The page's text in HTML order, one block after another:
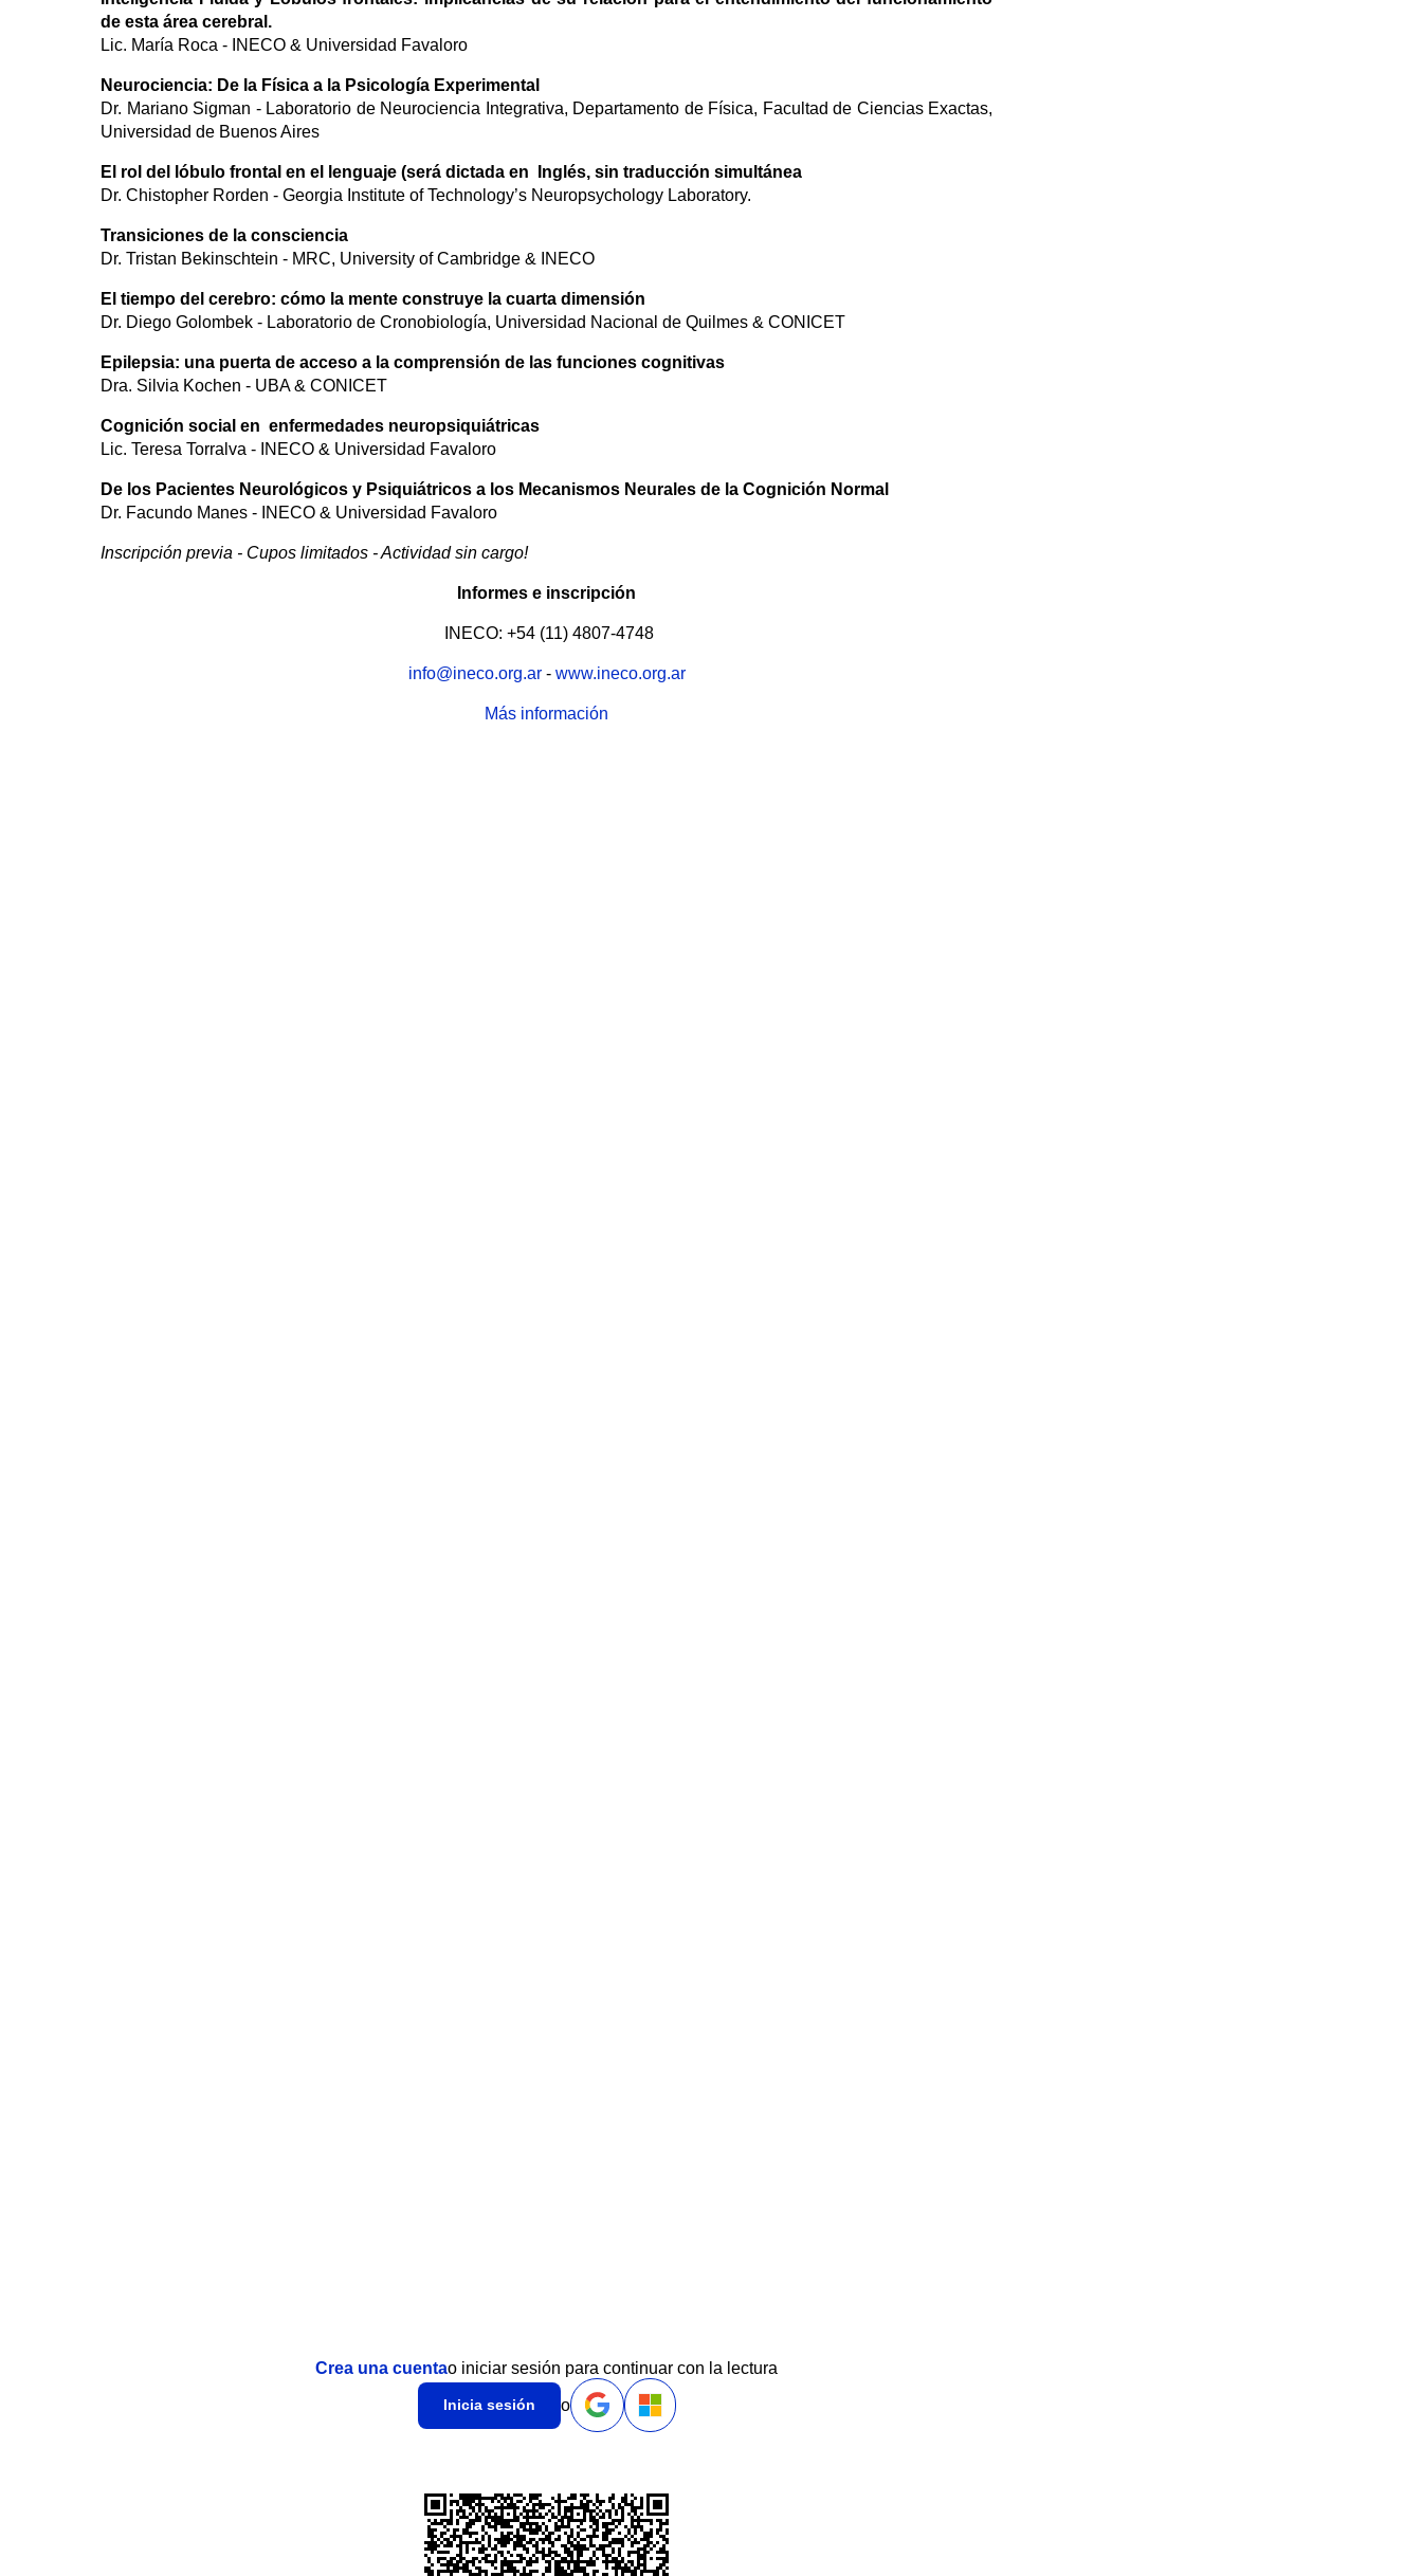
de esta área cerebral.
Lic. María Roca - INECO & Universidad Favaloro
Neurociencia: De la Física a la Psicología Experimental
Dr. Mariano Sigman - Laboratorio de Neurociencia Integrativa, Departamento de Física, Facultad de Ciencias Exactas,
Universidad de Buenos Aires
El rol del lóbulo frontal en el lenguaje (será dictada en Inglés, sin traducción simultánea
Dr. Chistopher Rorden - Georgia Institute of Technology’s Neuropsychology Laboratory.
Transiciones de la consciencia
Dr. Tristan Bekinschtein - MRC, University of Cambridge & INECO
El tiempo del cerebro: cómo la mente construye la cuarta dimensión
Dr. Diego Golombek - Laboratorio de Cronobiología, Universidad Nacional de Quilmes & CONICET
Epilepsia: una puerta de acceso a la comprensión de las funciones cognitivas
Dra. Silvia Kochen - UBA & CONICET
Cognición social en enfermedades neuropsiquiátricas
Lic. Teresa Torralva - INECO & Universidad Favaloro
De los Pacientes Neurológicos y Psiquiátricos a los Mecanismos Neurales de la Cognición Normal
Dr. Facundo Manes - INECO & Universidad Favaloro
Inscripción previa - Cupos limitados - Actividad sin cargo!
Informes e inscripción
INECO: +54 (11) 4807-4748
info@ineco.org.ar- www.ineco.org.ar
Más información
Crea una cuentao iniciar sesión para continuar con la lectura
Inicia sesión o